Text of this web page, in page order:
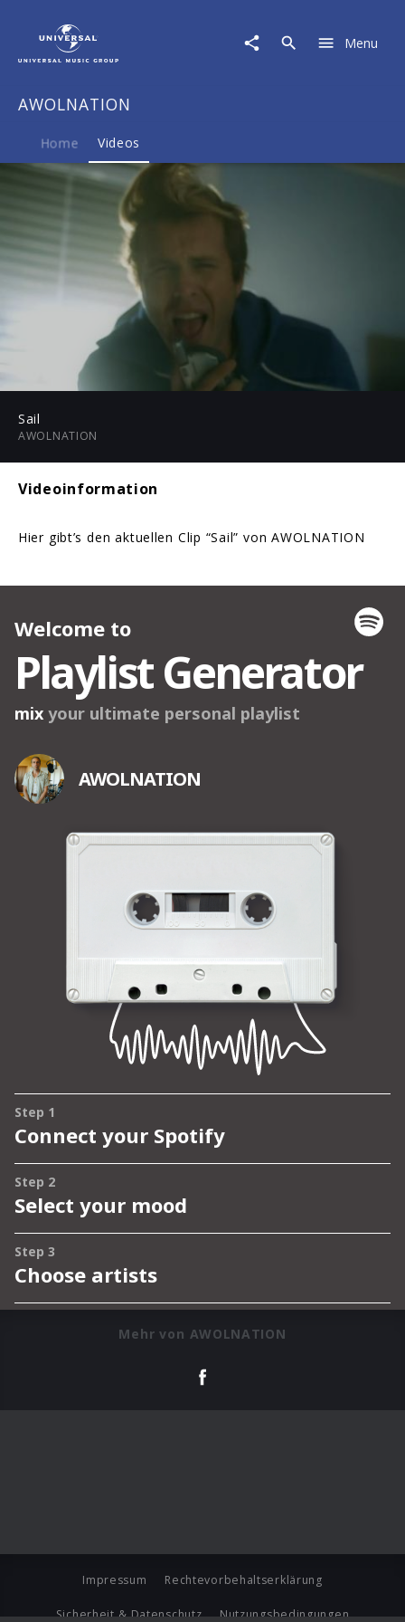
Menu
AWOLNATION
Home Videos
Play
-04:21
Mute
Play
Sail
AWOLNATION
Videoinformation
Hier gibt’s den aktuellen Clip “Sail” von AWOLNATION
Mehr von AWOLNATION
Impressum Rechtevorbehaltserklärung
Sicherheit & Datenschutz Nutzungsbedingungen